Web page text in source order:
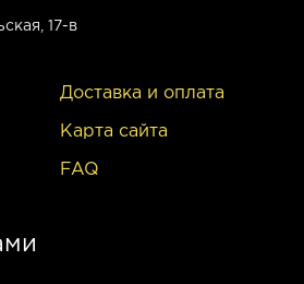
17-в
Доставка и оплата
Карта сайта
FAQ